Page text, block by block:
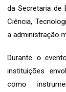
da Secretaria de
Ciência,
a administração
Durante o
instituições
como